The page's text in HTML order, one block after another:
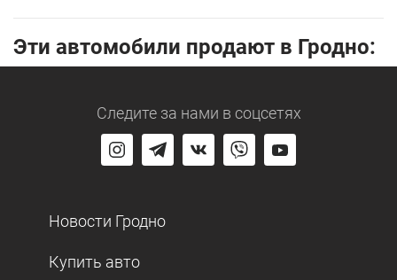
Эти автомобили продают в Гродно:
Следите за нами в соцсетях
Новости Гродно
Купить авто